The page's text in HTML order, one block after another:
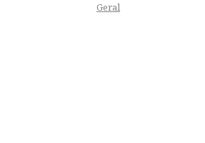
Geral